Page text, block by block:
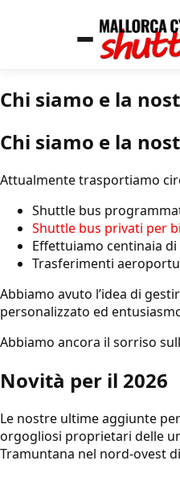
Chi siamo e la
Chi siamo e la
Attualmente trasportiamo
Shuttle bus
Shuttle bus privati per
Effettuiamo centinaia
Trasferimenti
Abbiamo avuto l’idea di
personalizzato ed
Abbiamo ancora il sorriso
Novità per il 2026
Le nostre ultime aggiunte
orgogliosi proprietari delle
Tramuntana nel nord-ovest